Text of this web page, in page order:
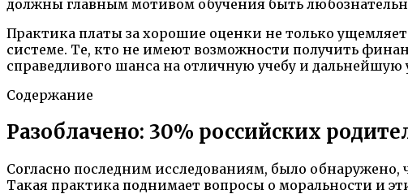
должны главным мотивом обучения быть
Практика платы за хорошие оценки не только
системе. Те, кто не имеют возможности получить
справедливого шанса на отличную учебу и дальнейшую
Содержание
Разоблачено: 30% российских
Согласно последним исследованиям, было
Такая практика поднимает вопросы о моральности и